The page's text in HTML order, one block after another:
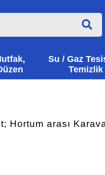
Su / Gaz
Temizlik
Hortum arası